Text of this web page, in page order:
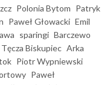
Polonia Bytom Patryk
Paweł Głowacki Emil
sparingi Barczewo
Tęcza Biskupiec Arka
Piotr Wypniewski
Paweł